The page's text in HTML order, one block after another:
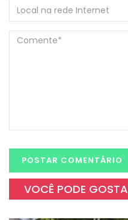
VOCÊ PODE